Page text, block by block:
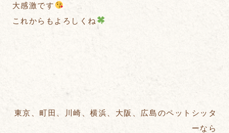
大感激です
これからもよろしくね
東京、町田、川崎、横浜、大阪、広島のペットシッタ
ーなら